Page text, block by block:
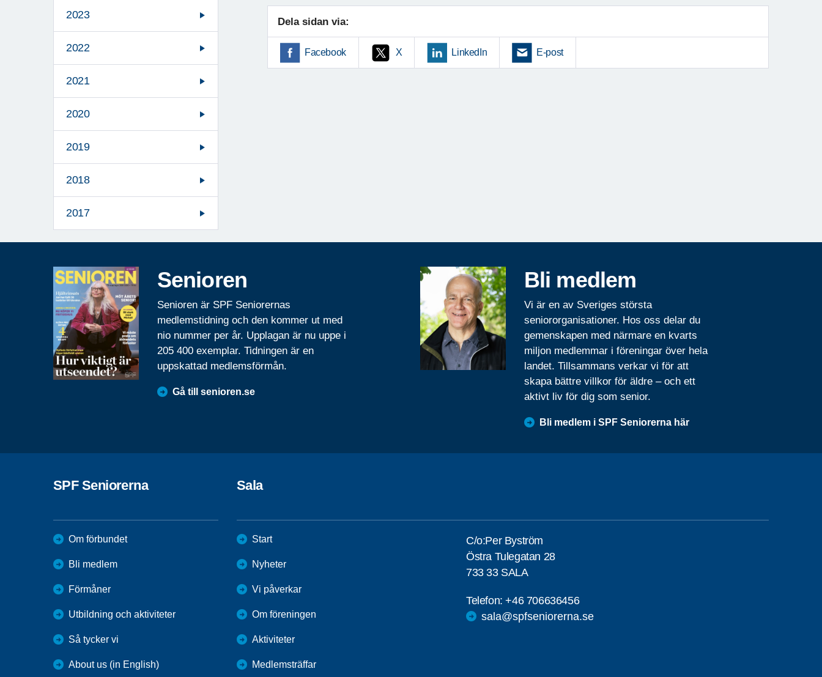
2023
2022
2021
2020
2019
2018
2017
Dela sidan via:
Facebook X LinkedIn E-post
Senioren
Senioren är SPF Seniorernas
medlemstidning och den kommer ut med
nio nummer per år. Upplagan är nu uppe i
205 400 exemplar. Tidningen är en
uppskattad medlemsförmån.
Gå till senioren.se
Bli medlem
Vi är en av Sveriges största
seniororganisationer. Hos oss delar du
gemenskapen med närmare en kvarts
miljon medlemmar i föreningar över hela
landet. Tillsammans verkar vi för att
skapa bättre villkor för äldre – och ett
aktivt liv för dig som senior.
Bli medlem i SPF Seniorerna här
SPF Seniorerna
Om förbundet
Bli medlem
Förmåner
Utbildning och aktiviteter
Så tycker vi
About us (in English)
Sala
Start
Nyheter
Vi påverkar
Om föreningen
Aktiviteter
Medlemsträffar
C/o:Per Byström
Östra Tulegatan 28
733 33 SALA
Telefon:+46 706636456
sala@spfseniorerna.se